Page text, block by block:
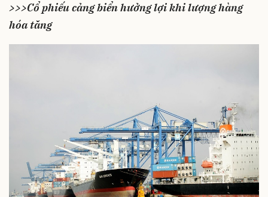
>>>Cổ phiếu cảng biển hưởng lợi khi lượng hàng
hóa tăng